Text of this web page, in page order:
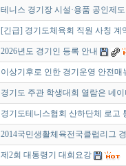
테니스 경기장 시설·용품 공인제
[긴급] 경기도체육회 직원 사칭 계
2026년도 경기인 등록 안내
이상기후로 인한 경기운영 안전매
경기도 주관 학생대회 열람은 네
경기도테니스협회 산하단체 로고
2014국민생활체육전국클럽리그
제2회 대통령기 대회요강